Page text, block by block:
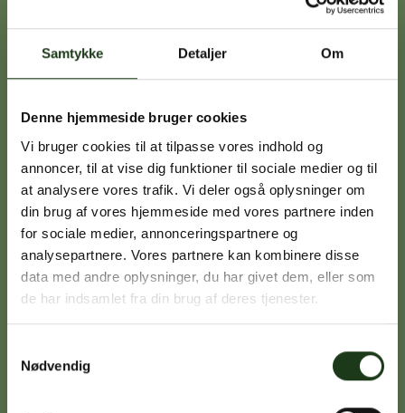
Samtykke Detaljer Om
Denne hjemmeside bruger cookies
Vi bruger cookies til at tilpasse vores indhold og
annoncer, til at vise dig funktioner til sociale medier og til
at analysere vores trafik. Vi deler også oplysninger om
din brug af vores hjemmeside med vores partnere inden
for sociale medier, annonceringspartnere og
analysepartnere. Vores partnere kan kombinere disse
data med andre oplysninger, du har givet dem, eller som
de har indsamlet fra din brug af deres tjenester.
Nødvendig
Vores afdelinger
Holbæk
59 45 10 14
Signe Vinding
Nykøbing Sj.
59 91 99 77